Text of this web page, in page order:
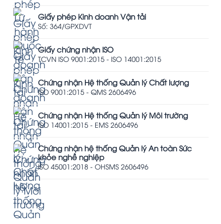
Giấy phép Kinh doanh Vận tải
Số: 364/GPXDVT
Giấy chứng nhận ISO
TCVN ISO 9001:2015 - ISO 14001:2015
Chứng nhận Hệ thống Quản lý Chất lượng
ISO 9001:2015 - QMS 2606496
Chứng nhận Hệ thống Quản lý Môi trường
ISO 14001:2015 - EMS 2606496
Chứng nhận hệ thống Quản lý An toàn Sức
khỏe nghề nghiệp
ISO 45001:2018 - OHSMS 2606496